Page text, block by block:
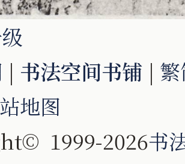
| 书法空间书铺 |
地图
1999-2026书